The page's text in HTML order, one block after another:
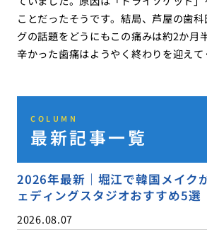
ことだったそうです。結局、芦屋の歯
グの話題をどうにもこの痛みは約2か月
辛かった歯痛はようやく終わりを迎えて
COLUMN
最新記事一覧
2026年最新｜堀江で韓国メイク
ェディングスタジオおすすめ5選
2026.08.07